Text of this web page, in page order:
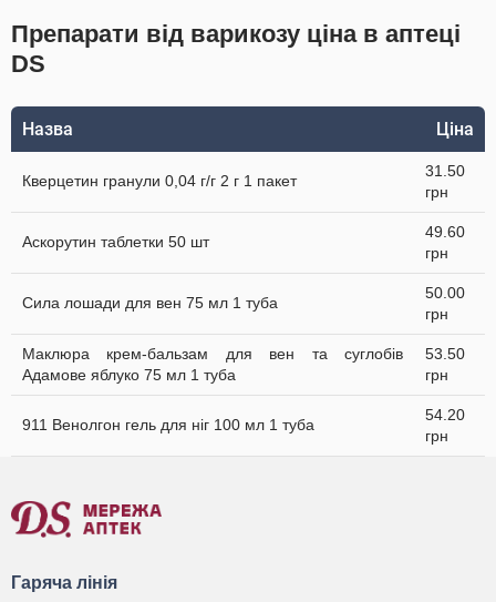
Препарати від варикозу ціна в аптеці
DS
Назва Ціна
Кверцетин гранули 0,04 г/г 2 г 1 пакет
31.50
грн
Аскорутин таблетки 50 шт
49.60
грн
Сила лошади для вен 75 мл 1 туба
50.00
грн
Маклюра крем-бальзам для вен та суглобів
Адамове яблуко 75 мл 1 туба
53.50
грн
911 Венолгон гель для ніг 100 мл 1 туба
54.20
грн
Гаряча лінія